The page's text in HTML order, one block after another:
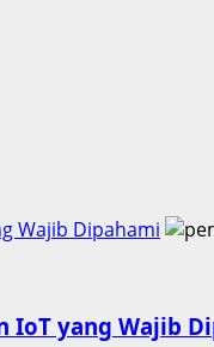
Wajib Dipahami
IoT yang Wajib